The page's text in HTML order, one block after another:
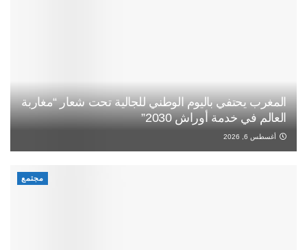
المغرب يحتفي باليوم الوطني للجالية تحت شعار “مغاربة
العالم في خدمة أوراش 2030”
أغسطس 6, 2026
مجتمع